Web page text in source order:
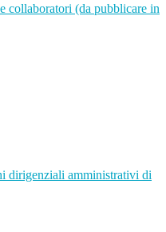
collaboratori (da pubblicare in
dirigenziali amministrativi di